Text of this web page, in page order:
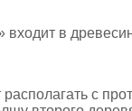
входит в
с